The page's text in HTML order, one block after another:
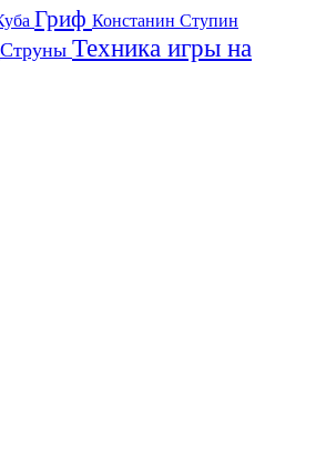
Гриф Констанин Ступин
Струны Техника игры на